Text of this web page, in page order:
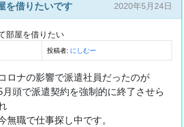
を借りたいです 2020年5月24日
部屋を借りたい
投稿者: にしむー
ロナの影響で派遣社員だったのが
月頭で派遣契約を強制的に終了させら
無職で仕事探し中です。